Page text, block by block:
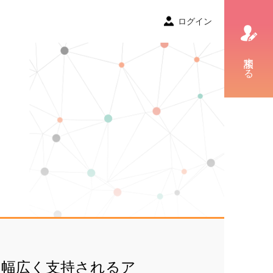
ログイン
相談する
広く支持されるア